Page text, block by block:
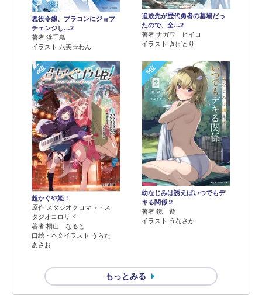
悪役令嬢、ブラコンにジョブ
チェンジし…2
著者 浜千鳥
イラスト 八美☆わん
追放先が歴代勇者の墓場だっ
たので、全…2
著者 ナガワ ヒイロ
イラスト きばとり
4位
超かぐや姫！
原作 スタジオクロマト・ス
タジオコロリド
著者 桐山 なると
口絵・本文イラスト うらた
あさお
5位
幼なじみは誘えばいつでもデ
キる関係２
著者 鏡 遊
イラスト うなさか
もっとみる